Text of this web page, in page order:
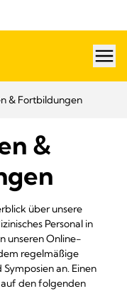
& Fortbildungen
&
über unsere
Personal in
unseren Online-
regelmäßige
an. Einen
den folgenden